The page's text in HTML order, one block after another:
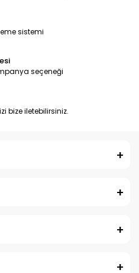
sistemi
seçeneği
bize iletebilirsiniz.